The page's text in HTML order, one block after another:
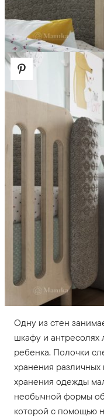
Одну из стен
шкафу и антресолях
ребенка. Полочки
хранения
хранения одежды
необычной формы
которой с помощью